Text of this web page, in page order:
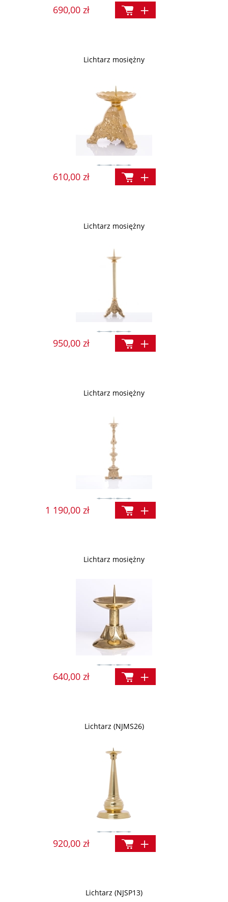
690,00 zł
Lichtarz mosiężny
610,00 zł
Lichtarz mosiężny
950,00 zł
Lichtarz mosiężny
1 190,00 zł
Lichtarz mosiężny
640,00 zł
Lichtarz (NJMS26)
920,00 zł
Lichtarz (NJSP13)